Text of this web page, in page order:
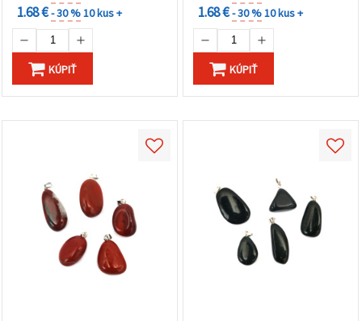
1.68 €- 30 %10 kus +
KÚPIŤ
1.68 €- 30 %10 kus +
KÚPIŤ